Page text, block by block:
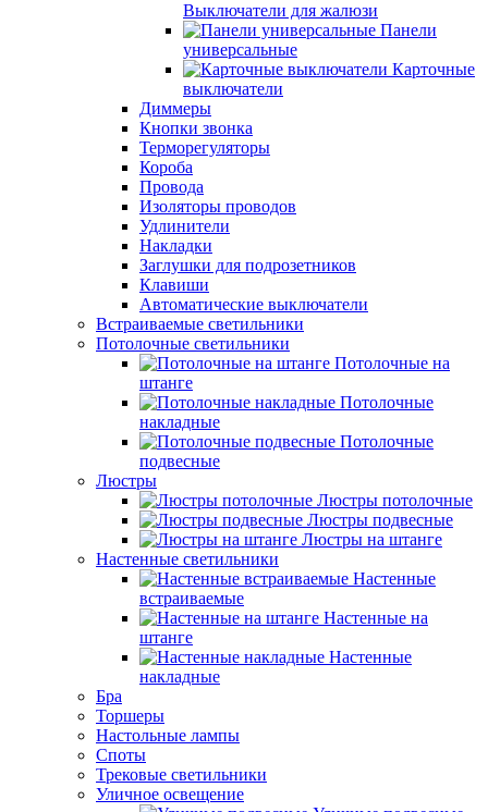
Выключатели для жалюзи
Панели
универсальные
Карточные
выключатели
Диммеры
Кнопки звонка
Терморегуляторы
Короба
Провода
Изоляторы проводов
Удлинители
Накладки
Заглушки для подрозетников
Клавиши
Автоматические выключатели
Встраиваемые светильники
Потолочные светильники
Потолочные на
штанге
Потолочные
накладные
Потолочные
подвесные
Люстры
Люстры потолочные
Люстры подвесные
Люстры на штанге
Настенные светильники
Настенные
встраиваемые
Настенные на
штанге
Настенные
накладные
Бра
Торшеры
Настольные лампы
Споты
Трековые светильники
Уличное освещение